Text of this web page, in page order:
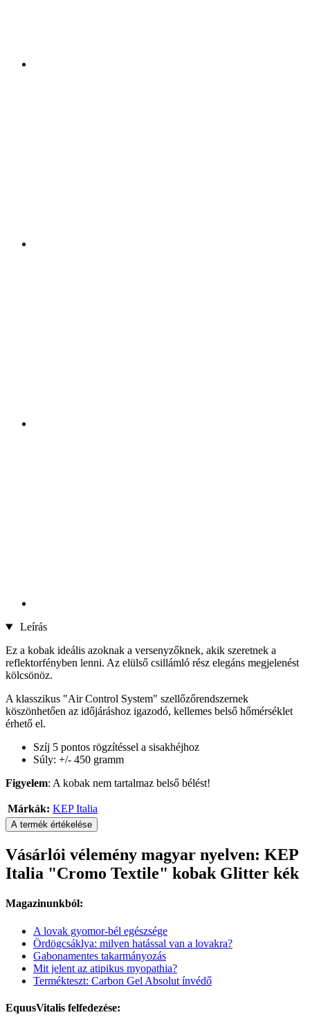
Leírás
Ez a kobak ideális azoknak a versenyzőknek, akik szeretnek a
reflektorfényben lenni. Az elülső csillámló rész elegáns megjelenést
kölcsönöz.
A klasszikus "Air Control System" szellőzőrendszernek
köszönhetően az időjáráshoz igazodó, kellemes belső hőmérséklet
érhető el.
Szíj 5 pontos rögzítéssel a sisakhéjhoz
Súly: +/- 450 gramm
Figyelem: A kobak nem tartalmaz belső bélést!
Márkák: KEP Italia
A termék értékelése
Vásárlói vélemény magyar nyelven: KEP
Italia "Cromo Textile" kobak Glitter kék
Magazinunkból:
A lovak gyomor-bél egészsége
Ördögcsáklya: milyen hatással van a lovakra?
Gabonamentes takarmányozás
Mit jelent az atipikus myopathia?
Termékteszt: Carbon Gel Absolut ínvédő
EquusVitalis felfedezése: